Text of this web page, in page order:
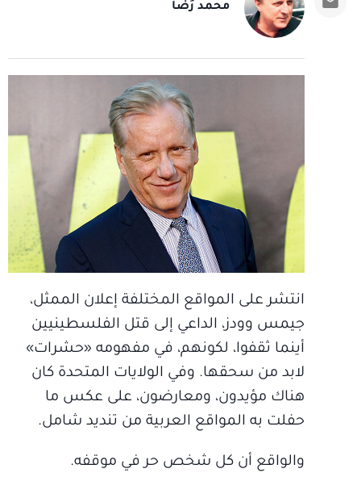
محمد رُضا
انتشر على المواقع المختلفة إعلان الممثل،
جيمس وودز، الداعي إلى قتل الفلسطينيين
أينما ثقفوا، لكونهم، في مفهومه «حشرات»
لابد من سحقها. وفي الولايات المتحدة كان
هناك مؤيدون، ومعارضون، على عكس ما
حفلت به المواقع العربية من تنديد شامل.
والواقع أن كل شخص حر في موقفه.